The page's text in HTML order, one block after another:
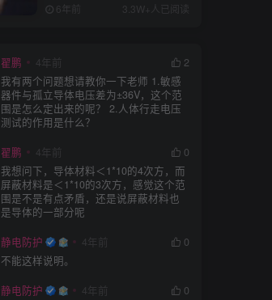
6年前 3.3W+人已阅读
翟鹏 4年前
2
我有两个问题想请教你一下老师 1.敏感
器件与孤立导体电压差为±36V，这个范
围是怎么定出来的呢？ 2.人体行走电压
测试的作用是什么？
翟鹏 4年前
0
我想问下，导体材料＜1*10的4次方，而
屏蔽材料是＜1*10的3次方，感觉这个范
围是不是有点矛盾，还是说屏蔽材料也
是导体的一部分呢
静电防护 4年前
0
不能这样说明。
静电防护 4年前
0